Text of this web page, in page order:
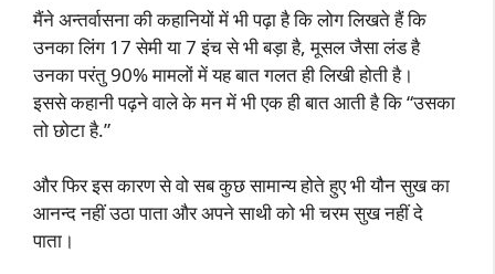
मैंने अन्तर्वासना की कहानियों में भी पढ़ा है कि लोग लिखते हैं कि
उनका लिंग 17 सेमी या 7 इंच से भी बड़ा है, मूसल जैसा लंड है
उनका परंतु 90% मामलों में यह बात गलत ही लिखी होती है।
इससे कहानी पढ़ने वाले के मन में भी एक ही बात आती है कि “उसका
तो छोटा है.”
और फिर इस कारण से वो सब कुछ सामान्य होते हुए भी यौन सुख का
आनन्द नहीं उठा पाता और अपने साथी को भी चरम सुख नहीं दे
पाता।